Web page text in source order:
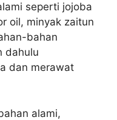
seperti jojoba
oil, minyak zaitun
bahan
dahulu
dan merawat
alami,